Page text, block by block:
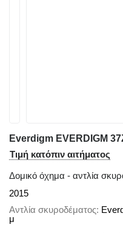
Τιμή κατόπιν αιτήματος
Δομικό όχημα - αντλία
2015
Αντλία σκυροδέματος
μ